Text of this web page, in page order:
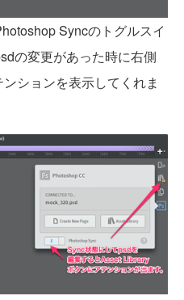
Syncのトグルスイ
の変更があった時に右側
ションを表示してくれま